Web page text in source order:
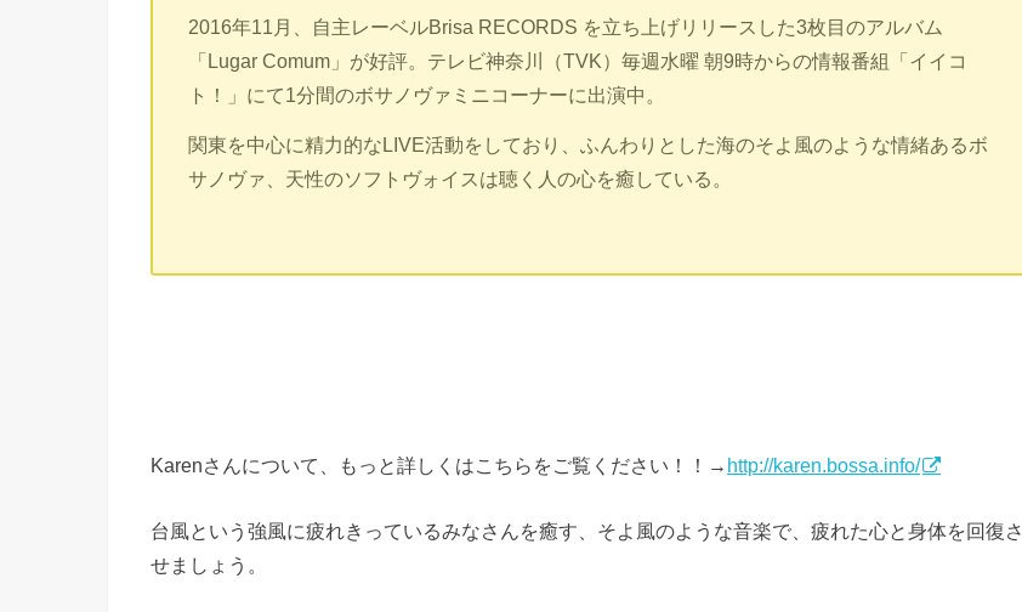
2016年11月、自主レーベルBrisa RECORDS を立ち上げリリースした3枚目のアルバム
「Lugar Comum」が好評。テレビ神奈川（TVK）毎週水曜 朝9時からの情報番組「イイコ
ト！」にて1分間のボサノヴァミニコーナーに出演中。
関東を中心に精力的なLIVE活動をしており、ふんわりとした海のそよ風のような情緒あるボ
サノヴァ、天性のソフトヴォイスは聴く人の心を癒している。
Karenさんについて、もっと詳しくはこちらをご覧ください！！→ http://karen.bossa.info/
台風という強風に疲れきっているみなさんを癒す、そよ風のような音楽で、疲れた心と身体を回復さ
せましょう。